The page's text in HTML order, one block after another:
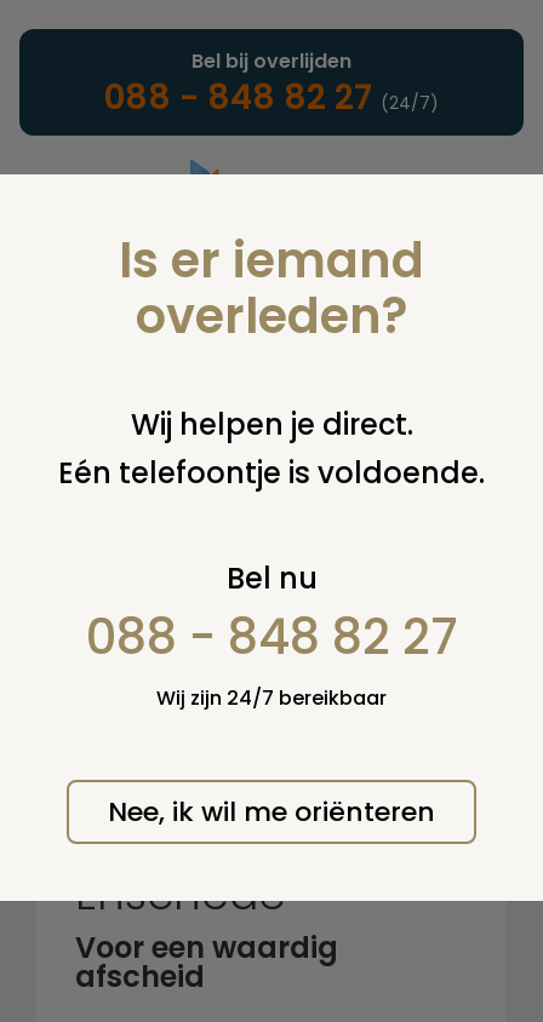
Landelijke uitvaartonderneming
Bel bij overlijden
088 - 848 82 27 (24/7)
Vind een onderneming of
instelling
Zoeken
Terug naar overzicht
Crematorium
Enschede
Voor een waardig
afscheid
Is er iemand
overleden?
Wij helpen je direct.
Eén telefoontje is voldoende.
Bel nu
088 - 848 82 27
Wij zijn 24/7 bereikbaar
Nee, ik wil me oriënteren